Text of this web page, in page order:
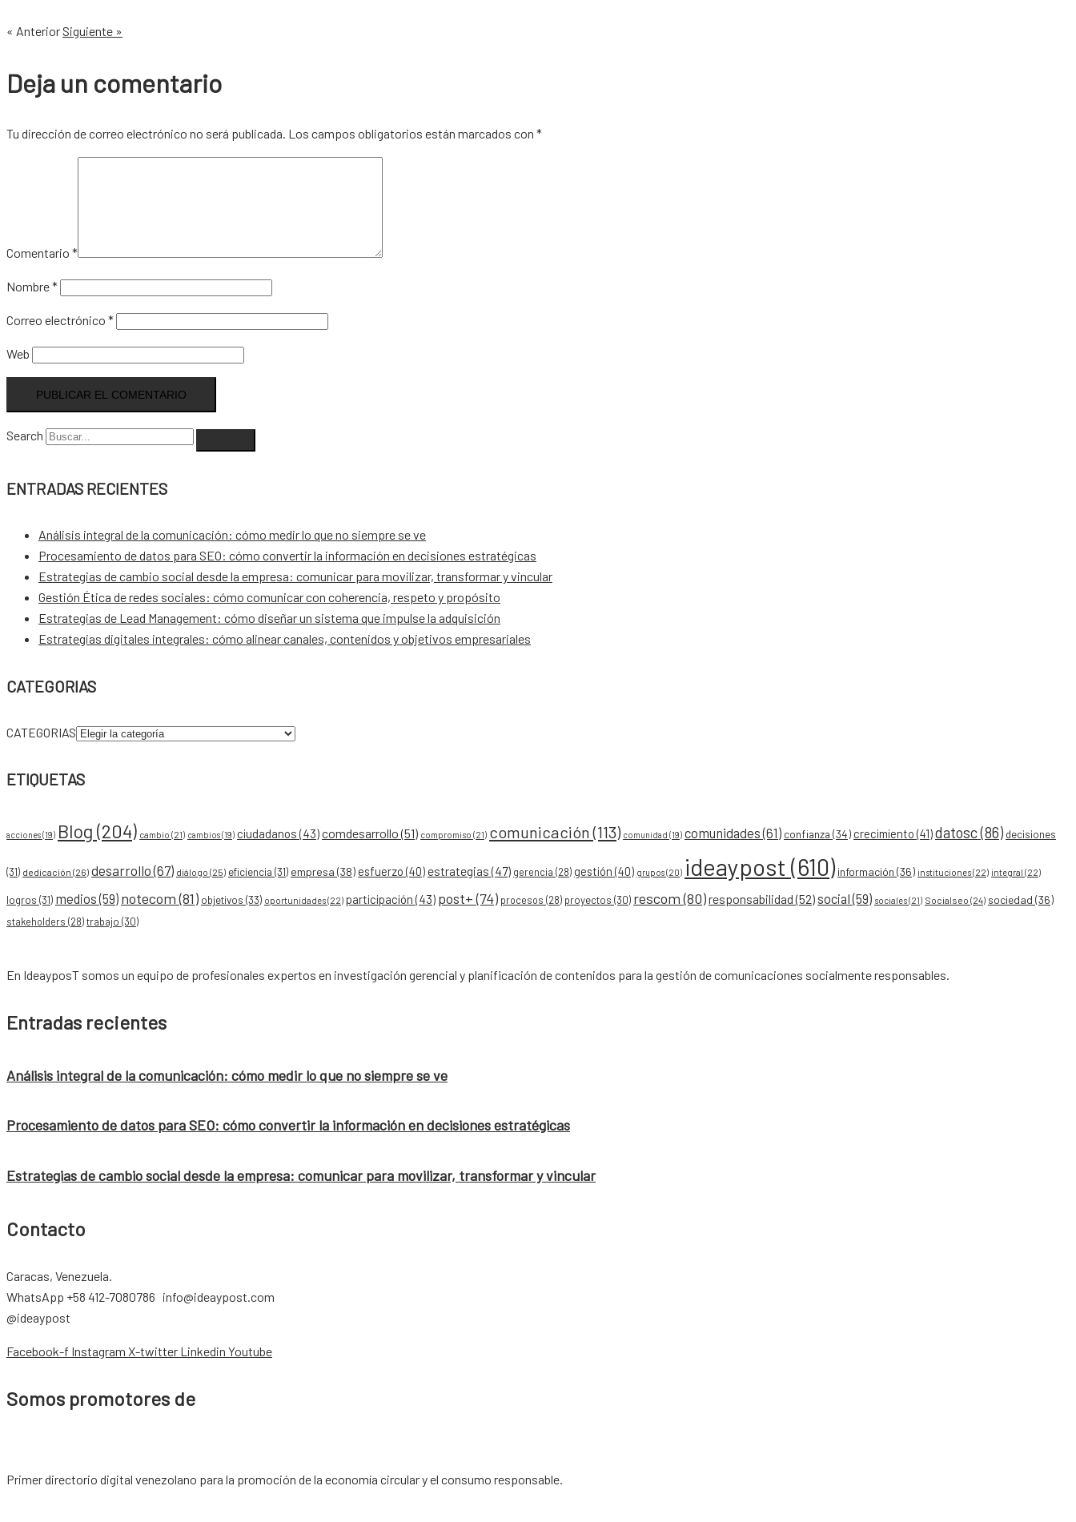
« Anterior Siguiente »
Deja un comentario
Tu dirección de correo electrónico no será publicada. Los campos obligatorios están marcados con *
Comentario *
Nombre*
Correo electrónico *
Web
Search
ENTRADAS RECIENTES
Análisis integral de la comunicación: cómo medir lo que no siempre se ve
Procesamiento de datos para SEO: cómo convertir la información en decisiones estratégicas
Estrategias de cambio social desde la empresa: comunicar para movilizar, transformar y vincular
Gestión Ética de redes sociales: cómo comunicar con coherencia, respeto y propósito
Estrategias de Lead Management: cómo diseñar un sistema que impulse la adquisición
Estrategias digitales integrales: cómo alinear canales, contenidos y objetivos empresariales
CATEGORIAS
CATEGORIAS
ETIQUETAS
acciones(19) Blog (204) cambio (21) cambios(19) ciudadanos (43)comdesarrollo(51) compromiso (21) comunicación(113) comunidad (19) comunidades(61) confianza (34) crecimiento (41)datosc(86) decisiones
(31) dedicación (26) desarrollo(67) diálogo (25) eficiencia (31) empresa (38) esfuerzo (40)estrategias(47) gerencia (28) gestión (40) grupos(20) ideaypost (610) información (36) instituciones(22) integral (22)
logros (31) medios(59) notecom(81) objetivos (33) oportunidades(22) participación (43) post+(74) procesos (28) proyectos (30) rescom(80)responsabilidad(52)social(59) sociales(21) Socialseo (24) sociedad (36)
stakeholders (28)trabajo (30)
En IdeayposT somos un equipo de profesionales expertos en investigación gerencial y planificación de contenidos para la gestión de comunicaciones socialmente responsables.
Entradas recientes
Análisis integral de la comunicación: cómo medir lo que no siempre se ve
Procesamiento de datos para SEO: cómo convertir la información en decisiones estratégicas
Estrategias de cambio social desde la empresa: comunicar para movilizar, transformar y vincular
Contacto
Caracas, Venezuela.
WhatsApp +58 412-7080786 info@ideaypost.com
@ideaypost
Facebook-f Instagram X-twitter Linkedin Youtube
Somos promotores de
Primer directorio digital venezolano para la promoción de la economía circular y el consumo responsable.